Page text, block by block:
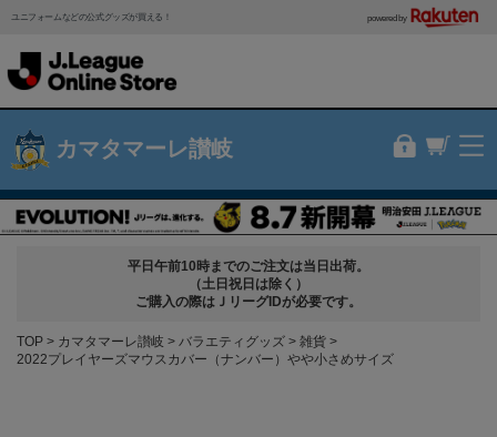
ユニフォームなどの公式グッズが買える！ powered by
カマタマーレ讃岐
平日午前10時までのご注文は当日出荷。
（土日祝日は除く）
ご購入の際はＪリーグIDが必要です。
TOP カマタマーレ讃岐 バラエティグッズ
雑貨
2022プレイヤーズマウスカバー（ナンバー）やや小さめサイズ